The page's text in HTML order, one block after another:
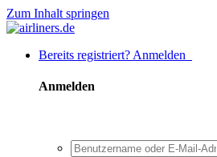
Zum Inhalt springen
Bereits registriert? Anmelden
Anmelden